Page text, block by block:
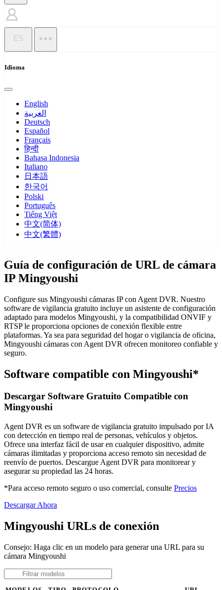
ES
Idioma
English
العربية
Deutsch
Español
Français
हिन्दी
Bahasa Indonesia
Italiano
日本語
한국어
Polski
Português
Tiếng Việt
中文(简体)
中文(繁體)
Guía de configuración de URL de cámara
IP Mingyoushi
Configure sus Mingyoushi cámaras IP con Agent DVR. Nuestro
software de vigilancia gratuito incluye un asistente de configuración
adaptado para modelos Mingyoushi, y la compatibilidad ONVIF y
RTSP le proporciona opciones de conexión flexible entre
plataformas. Ya sea para seguridad del hogar o vigilancia de oficina,
Mingyoushi cámaras con Agent DVR ofrecen monitoreo confiable y
seguro.
Software compatible con Mingyoushi*
Descargar Software Gratuito Compatible con
Mingyoushi
Agent DVR es un software de vigilancia gratuito impulsado por IA
con detección en tiempo real de personas, vehículos y objetos.
Ofrece una interfaz fácil de usar en cualquier dispositivo, admite
cámaras ilimitadas y proporciona acceso remoto sin necesidad de
reenvío de puertos. Descargue Agent DVR para monitorear y
asegurar su propiedad las 24 horas.
*Para acceso remoto seguro o uso comercial, consulte Precios
Descargar Ahora
Mingyoushi URLs de conexión
Consejo: Haga clic en un modelo para generar una URL para su
cámara Mingyoushi